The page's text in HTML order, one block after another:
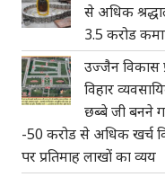
से अधिक
3.5 करोड
उज्जैन विकास
विहार
छब्बे जी बनने
-50 करोड से अधिक खर्च
पर प्रतिमाह लाखों का व्यय